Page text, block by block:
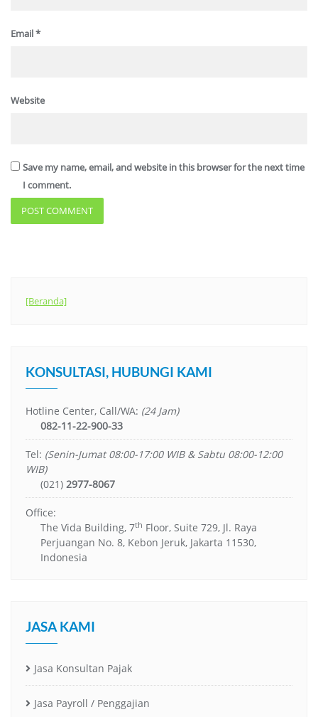
Email*
Website
Save my name, email, and website in this browser for the next time
I comment.
[Beranda]
KONSULTASI, HUBUNGI KAMI
Hotline Center, Call/WA: (24 Jam)
082-11-22-900-33
Tel: (Senin-Jumat 08:00-17:00 WIB & Sabtu 08:00-12:00
WIB)
(021) 2977-8067
Office:
The Vida Building, 7th Floor, Suite 729, Jl. Raya
Perjuangan No. 8, Kebon Jeruk, Jakarta 11530,
Indonesia
JASA KAMI
Jasa Konsultan Pajak
Jasa Payroll / Penggajian